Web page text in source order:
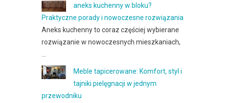
aneks kuchenny w bloku?
Praktyczne porady i nowoczesne rozwiązania
Aneks kuchenny to coraz częściej wybierane
rozwiązanie w nowoczesnych mieszkaniach,
Meble tapicerowane: Komfort, styl i
tajniki pielęgnacji w jednym
przewodniku